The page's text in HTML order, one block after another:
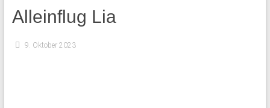
Alleinflug Lia
9. Oktober 2023